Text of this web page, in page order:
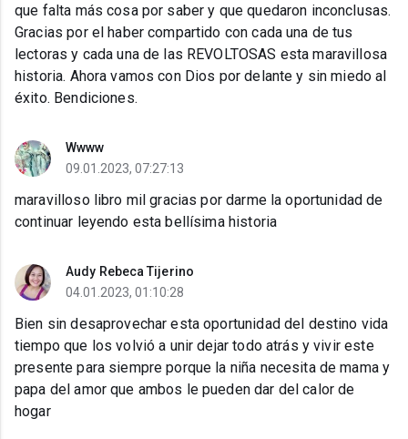
que falta más cosa por saber y que quedaron inconclusas.
Gracias por el haber compartido con cada una de tus
lectoras y cada una de las REVOLTOSAS esta maravillosa
historia. Ahora vamos con Dios por delante y sin miedo al
éxito. Bendiciones.
Wwww
09.01.2023, 07:27:13
maravilloso libro mil gracias por darme la oportunidad de
continuar leyendo esta bellísima historia
Audy Rebeca Tijerino
04.01.2023, 01:10:28
Bien sin desaprovechar esta oportunidad del destino vida
tiempo que los volvió a unir dejar todo atrás y vivir este
presente para siempre porque la niña necesita de mama y
papa del amor que ambos le pueden dar del calor de
hogar